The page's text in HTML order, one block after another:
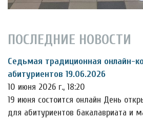
ПОСЛЕДНИЕ НОВОСТИ
Седьмая традиционная онлайн-
абитуриентов 19.06.2026
10 июня 2026 г., 18:20
19 июня состоится онлайн День
для абитуриентов бакалавриата и